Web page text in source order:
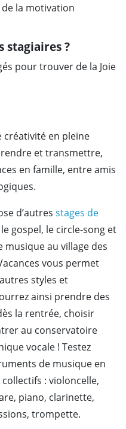
de la motivation
stagiaires ?
pour trouver de la Joie
créativité en pleine
et transmettre,
en famille, entre amis
d’autres stages de
gospel, le circle-song et
musique au village des
vous permet
styles et
ainsi prendre des
la rentrée, choisir
au conservatoire
vocale ! Testez
de musique en
: violoncelle,
piano, clarinette,
trompette.